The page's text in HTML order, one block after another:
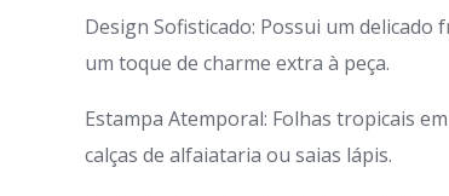
Design Sofisticado: Possui um
um toque de charme extra à peça.
Estampa Atemporal: Folhas tropicais
calças de alfaiataria ou saias lápis.